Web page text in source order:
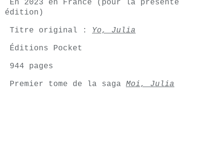
En 2023 en France (pour la présente
édition)
Titre original : Yo, Julia
Éditions Pocket
944 pages
Premier tome de la saga Moi, Julia